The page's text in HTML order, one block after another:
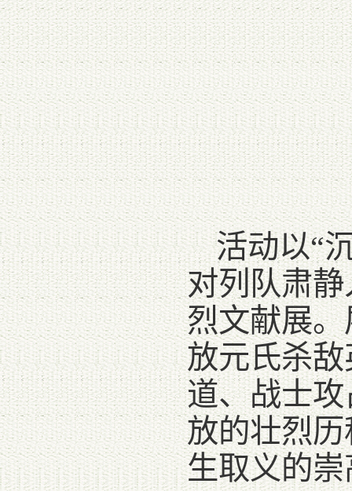
活动以“
对列队肃
烈文献展
放元氏杀
道、战士
放的壮烈
生取义的